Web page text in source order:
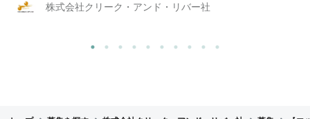
株式会社クリーク・アンド・リバー社